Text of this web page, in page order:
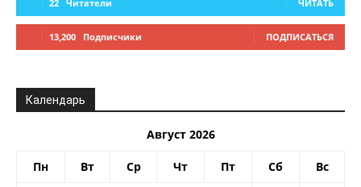
22 Читатели ЧИТАТЬ
13,200 Подписчики ПОДПИСАТЬСЯ
Календарь
Август 2026
Пн Вт Ср Чт Пт Сб Вс